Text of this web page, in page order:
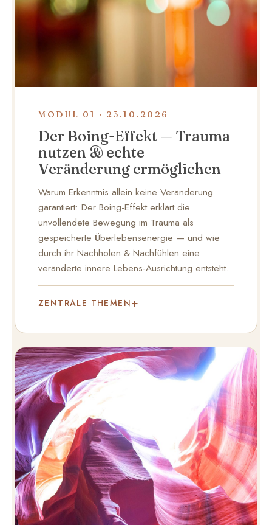
MODUL 01 · 25.10.2026
Der Boing-Effekt — Trauma
nutzen & echte
Veränderung ermöglichen
Warum Erkenntnis allein keine Veränderung
garantiert: Der Boing-Effekt erklärt die
unvollendete Bewegung im Trauma als
gespeicherte Überlebensenergie — und wie
durch ihr Nachholen & Nachfühlen eine
veränderte innere Lebens-Ausrichtung entsteht.
ZENTRALE THEMEN